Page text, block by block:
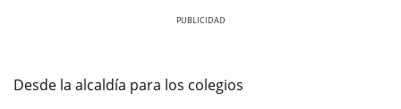
Desde la alcaldía para los colegios